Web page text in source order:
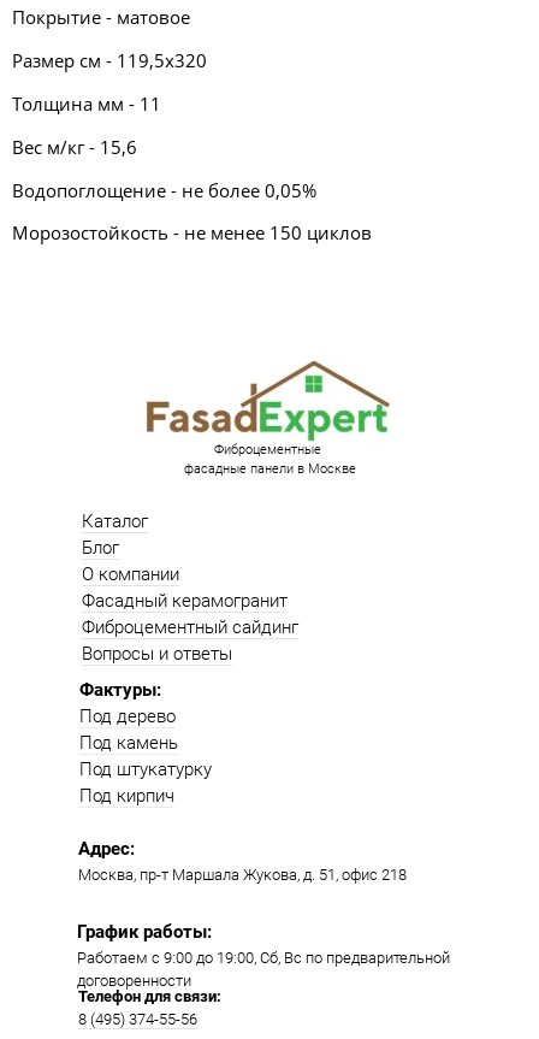
Покрытие - матовое
Размер см - 119,5х320
Толщина мм - 11
Вес м/кг - 15,6
Водопоглощение - не более 0,05%
Морозостойкость - не менее 150 циклов
Фактуры:
Под дерево
Под камень
Под штукатурку
Под кирпич
Работаем с 9:00 до 19:00​, Сб, Вс по предварительной
договоренности
Москва, пр-т Маршала Жукова, д. 51, офис 218​​
Каталог
Блог
О компании
Фасадный керамогранит
Фиброцементный сайдинг
Вопросы и ответы
Адрес:
График работы:
Телефон для связи:
8 (495) 374-55-56​
Фиброцементные
фасадные панели в Москве